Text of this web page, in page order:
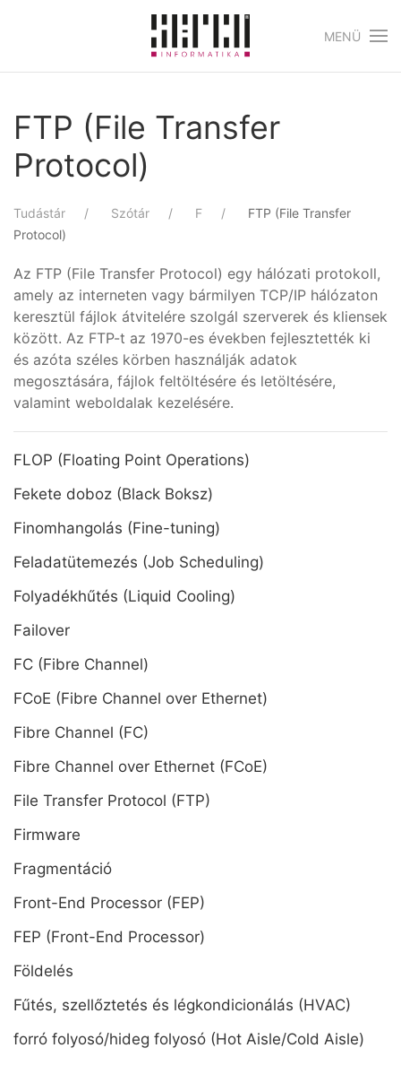
Skip to main content
MENÜ
FTP (File Transfer
Protocol)
Tudástár Szótár F
FTP (File Transfer
Protocol)
Az FTP (File Transfer Protocol) egy hálózati protokoll,
amely az interneten vagy bármilyen TCP/IP hálózaton
keresztül fájlok átvitelére szolgál szerverek és kliensek
között. Az FTP-t az 1970-es években fejlesztették ki
és azóta széles körben használják adatok
megosztására, fájlok feltöltésére és letöltésére,
valamint weboldalak kezelésére.
FLOP (Floating Point Operations)
Fekete doboz (Black Boksz)
Finomhangolás (Fine-tuning)
Feladatütemezés (Job Scheduling)
Folyadékhűtés (Liquid Cooling)
Failover
FC (Fibre Channel)
FCoE (Fibre Channel over Ethernet)
Fibre Channel (FC)
Fibre Channel over Ethernet (FCoE)
File Transfer Protocol (FTP)
Firmware
Fragmentáció
Front-End Processor (FEP)
FEP (Front-End Processor)
Földelés
Fűtés, szellőztetés és légkondicionálás (HVAC)
forró folyosó/hideg folyosó (Hot Aisle/Cold Aisle)